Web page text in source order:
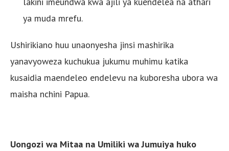
ya muda mrefu.
Ushirikiano huu unaonyesha jinsi mashirika
yanavyoweza kuchukua jukumu muhimu katika
kusaidia maendeleo endelevu na kuboresha ubora wa
maisha nchini Papua.
Uongozi wa Mitaa na Umiliki wa Jumuiya huko